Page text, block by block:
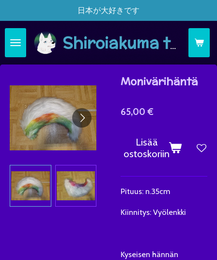
pääsisältöön
Shiroiakuma täsä moi
日本が大好きです
Monivärihäntä
65,00 €
Lisää
ostoskoriin
Pituus: n.35cm
Kiinnitys: Vyölenkki
Kyseisen hännän